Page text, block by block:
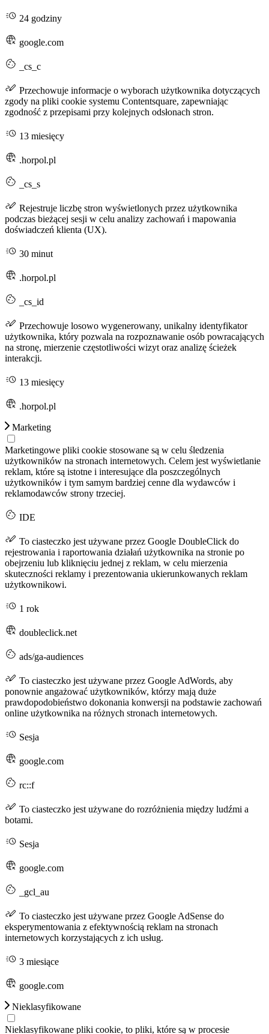
24 godziny
google.com
_cs_c
Przechowuje informacje o wyborach użytkownika dotyczących
zgody na pliki cookie systemu Contentsquare, zapewniając
zgodność z przepisami przy kolejnych odsłonach stron.
13 miesięcy
.horpol.pl
_cs_s
Rejestruje liczbę stron wyświetlonych przez użytkownika
podczas bieżącej sesji w celu analizy zachowań i mapowania
doświadczeń klienta (UX).
30 minut
.horpol.pl
_cs_id
Przechowuje losowo wygenerowany, unikalny identyfikator
użytkownika, który pozwala na rozpoznawanie osób powracających
na stronę, mierzenie częstotliwości wizyt oraz analizę ścieżek
interakcji.
13 miesięcy
.horpol.pl
Marketing
Marketingowe pliki cookie stosowane są w celu śledzenia
użytkowników na stronach internetowych. Celem jest wyświetlanie
reklam, które są istotne i interesujące dla poszczególnych
użytkowników i tym samym bardziej cenne dla wydawców i
reklamodawców strony trzeciej.
IDE
To ciasteczko jest używane przez Google DoubleClick do
rejestrowania i raportowania działań użytkownika na stronie po
obejrzeniu lub kliknięciu jednej z reklam, w celu mierzenia
skuteczności reklamy i prezentowania ukierunkowanych reklam
użytkownikowi.
1 rok
doubleclick.net
ads/ga-audiences
To ciasteczko jest używane przez Google AdWords, aby
ponownie angażować użytkowników, którzy mają duże
prawdopodobieństwo dokonania konwersji na podstawie zachowań
online użytkownika na różnych stronach internetowych.
Sesja
google.com
rc::f
To ciasteczko jest używane do rozróżnienia między ludźmi a
botami.
Sesja
google.com
_gcl_au
To ciasteczko jest używane przez Google AdSense do
eksperymentowania z efektywnością reklam na stronach
internetowych korzystających z ich usług.
3 miesiące
google.com
Nieklasyfikowane
Nieklasyfikowane pliki cookie, to pliki, które są w procesie